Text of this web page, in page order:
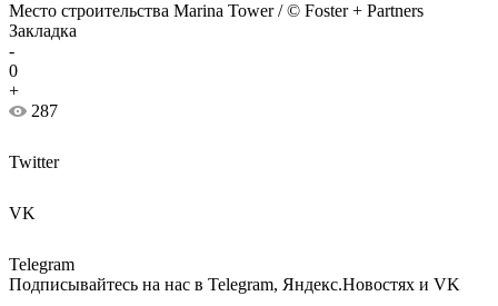
Место строительства Marina Tower / © Foster + Partners
Закладка
-
0
+
287
Twitter
VK
Telegram
Подписывайтесь на нас в Telegram, Яндекс.Новостях и VK